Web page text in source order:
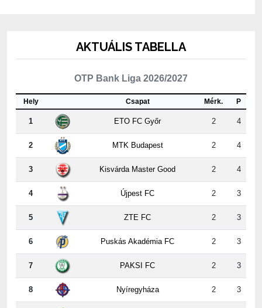
AKTUÁLIS TABELLA
OTP Bank Liga 2026/2027
Hely Csapat Mérk. P
1 ETO FC Győr 2 4
2 MTK Budapest 2 4
3 Kisvárda Master Good 2 4
4 Újpest FC 2 3
5 ZTE FC 2 3
6 Puskás Akadémia FC 2 3
7 PAKSI FC 2 3
8 Nyíregyháza 2 3